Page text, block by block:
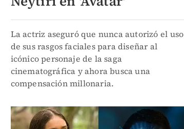
La actriz aseguró que nunca autorizó el uso
de sus rasgos faciales para diseñar al
icónico personaje de la saga
cinematográfica y ahora busca una
compensación millonaria.